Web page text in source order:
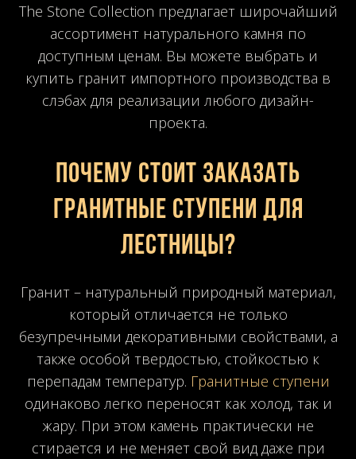
The Stone Collection предлагает широчайший
ассортимент натурального камня по
доступным ценам. Вы можете выбрать и
купить гранит импортного производства в
слэбах для реализации любого дизайн-
проекта.
Почему стоит заказать
гранитные ступени для
лестницы?
Гранит – натуральный природный материал,
который отличается не только
безупречными декоративными свойствами, а
также особой твердостью, стойкостью к
перепадам температур. Гранитные ступени
одинаково легко переносят как холод, так и
жару. При этом камень практически не
стирается и не меняет свой вид даже при